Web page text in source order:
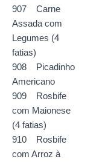
907 Carne
Assada com
Legumes (4
fatias)
908 Picadinho
Americano
909 Rosbife
com Maionese
(4 fatias)
910 Rosbife
com Arroz à